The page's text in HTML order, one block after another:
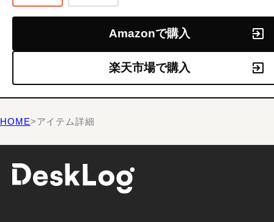
Amazonで購入
楽天市場で購入
HOME>アイテム詳細